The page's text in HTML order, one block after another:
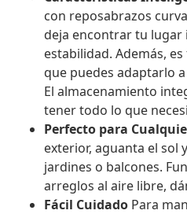
con reposabrazos
deja encontrar tu lugar
estabilidad. Además,
que puedes adaptarlo
El almacenamiento
tener todo lo que
Perfecto para
exterior, aguanta el sol
jardines o balcones.
arreglos al aire libre,
Fácil Cuidado Para